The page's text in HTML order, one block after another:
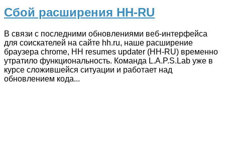
Сбой расширения HH-RU
В связи с последними обновлениями веб-интерфейса
для соискателей на сайте hh.ru, наше расширение
браузера chrome, HH resumes updater (HH-RU) временно
утратило функциональность. Команда L.A.P.S.Lab уже в
курсе сложившейся ситуации и работает над
обновлением кода...